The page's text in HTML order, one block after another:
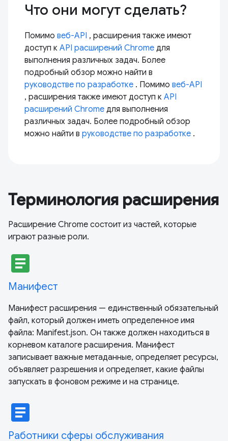
Что они могут сделать?
Помимо веб-API , расширения также имеют
доступ к API расширений Chrome для
выполнения различных задач. Более
подробный обзор можно найти в
руководстве по разработке . Помимо веб-API
, расширения также имеют доступ к API
расширений Chrome для выполнения
различных задач. Более подробный обзор
можно найти в руководстве по разработке .
Терминология расширения
Расширение Chrome состоит из частей, которые
играют разные роли.
article
Манифест
Манифест расширения — единственный обязательный
файл, который должен иметь определенное имя
файла: Manifest.json. Он также должен находиться в
корневом каталоге расширения. Манифест
записывает важные метаданные, определяет ресурсы,
объявляет разрешения и определяет, какие файлы
запускать в фоновом режиме и на странице.
article
Работники сферы обслуживания